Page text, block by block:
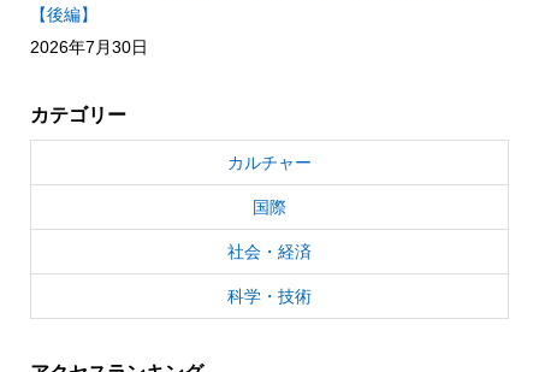
【後編】
2026年7月30日
カテゴリー
カルチャー
国際
社会・経済
科学・技術